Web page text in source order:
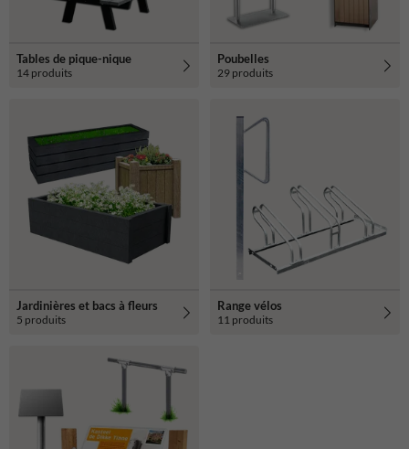
Tables de pique-nique
14 produits
Poubelles
29 produits
Jardinières et bacs à fleurs
5 produits
Range vélos
11 produits